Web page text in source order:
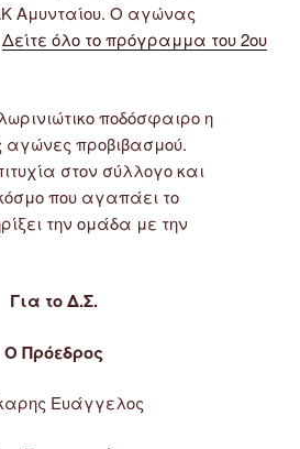
Αμυνταίου. Ο αγώνας
Δείτε όλο το πρόγραμμα του 2ου
ποδόσφαιρο η
αγώνες προβιβασμού.
στον σύλλογο και
που αγαπάει το
την ομάδα με την
Για το Δ.Σ.
Ο Πρόεδρος
Ευάγγελος